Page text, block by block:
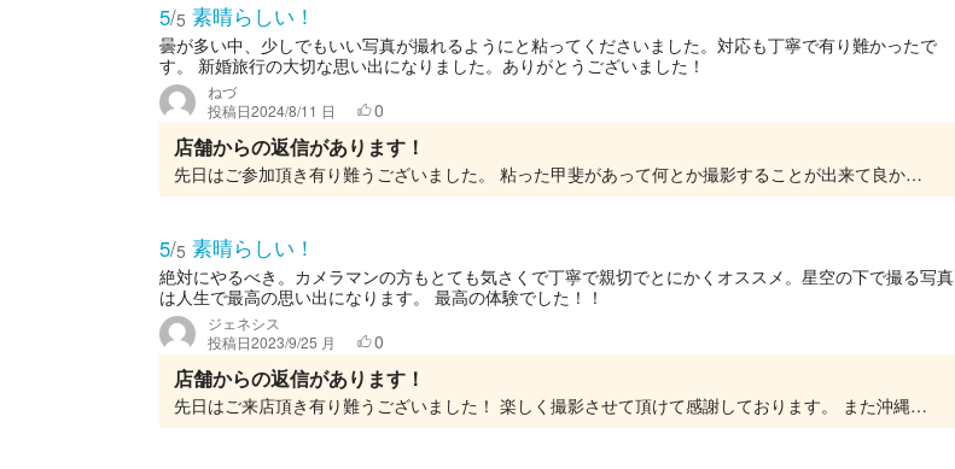
5/5 素晴らしい！
曇が多い中、少しでもいい写真が撮れるようにと粘ってくださいました。対応も丁寧で有り難かったで
す。 新婚旅行の大切な思い出になりました。ありがとうございました！
ねづ
投稿日2024/8/11 日 0
店舗からの返信があります！
先日はご参加頂き有り難うございました。 粘った甲斐があって何とか撮影することが出来て良かったです。 またチャンスが出来ましたら遊びに来て頂ければと思います。 お待ちしております。 沖...
5/5 素晴らしい！
絶対にやるべき。カメラマンの方もとても気さくで丁寧で親切でとにかくオススメ。星空の下で撮る写真
は人生で最高の思い出になります。 最高の体験でした！！
ジェネシス
投稿日2023/9/25 月 0
店舗からの返信があります！
先日はご来店頂き有り難うございました！ 楽しく撮影させて頂けて感謝しております。 また沖縄に遊びに来て下さい。お待ちしております🎶 沖縄てぃんが〜らphotoclub